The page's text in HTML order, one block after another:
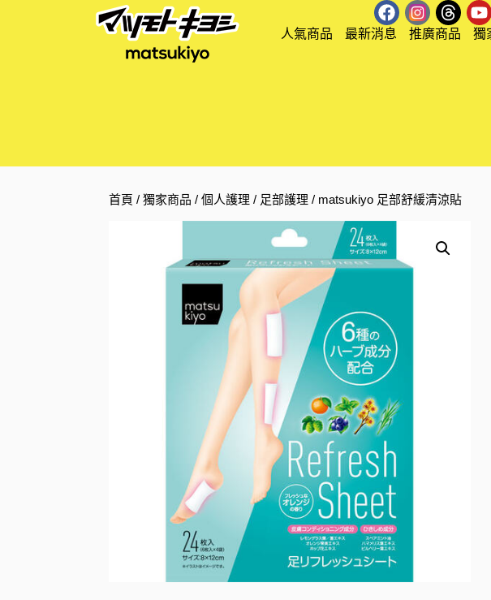
人氣商品 最新消息 推廣商品 獨
首頁 /獨家商品 /個人護理 / 足部護理 / matsukiyo 足部舒緩清涼貼